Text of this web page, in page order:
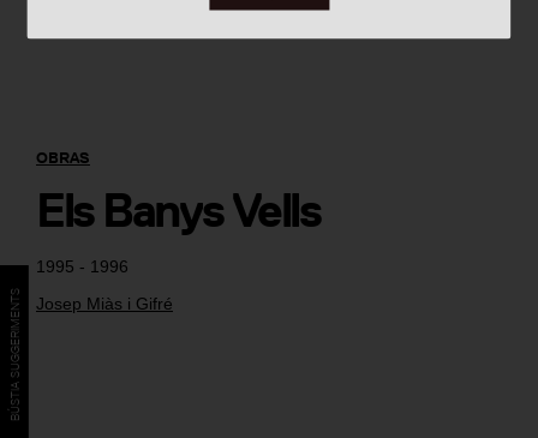
1995 - 1996
Josep Miàs i Gifré
OBRAS
Els Banys Vells
BÚSTIA SUGGERIMENTS